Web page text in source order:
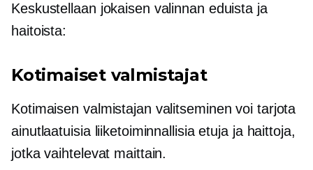
Keskustellaan jokaisen valinnan eduista ja
haitoista:
Kotimaiset valmistajat
Kotimaisen valmistajan valitseminen voi tarjota
ainutlaatuisia liiketoiminnallisia etuja ja haittoja,
jotka vaihtelevat maittain.